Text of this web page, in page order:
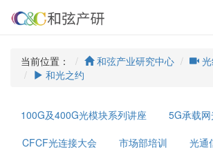
当前位置： 和弦产业研究中心
和光之约
100G及400G光模块系列讲座
5G承载
CFCF光连接大会
市场部培训
光通